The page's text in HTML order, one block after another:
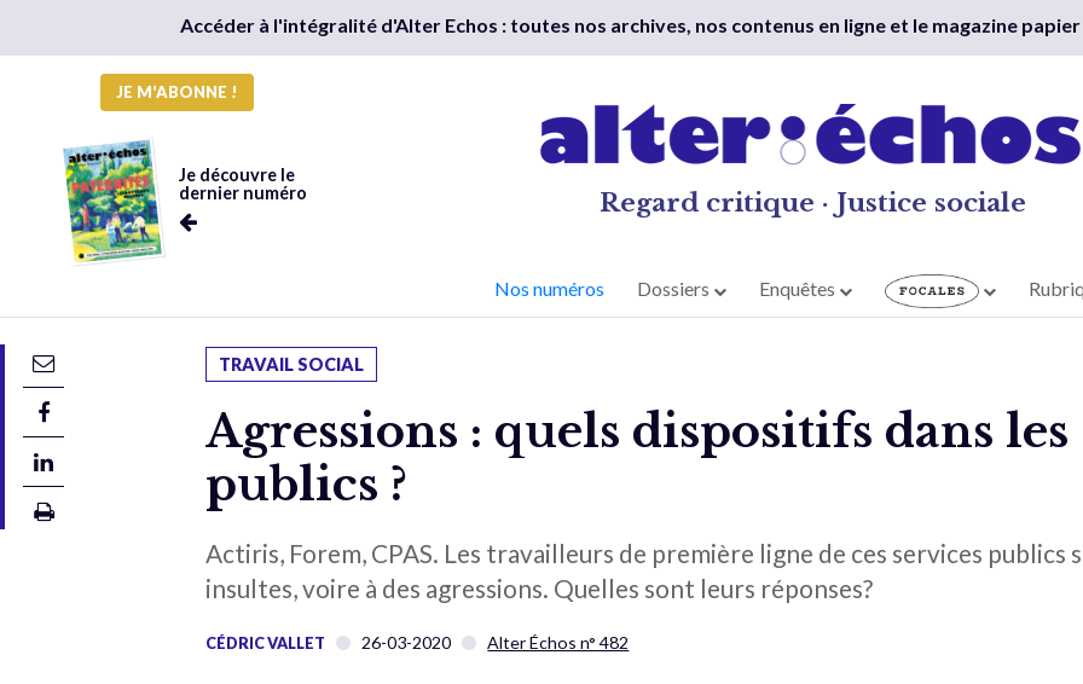
Accéder à l'intégralité d'Alter Echos : toutes nos archives, nos contenus en ligne et le magazine
JE M'ABONNE !
Je découvre le
dernier numéro
Regard critique · Justice sociale
Nos numéros Dossiers Enquêtes
TRAVAIL SOCIAL
Agressions : quels dispositifs dans les
publics ?
Actiris, Forem, CPAS. Les travailleurs de première ligne de ces services
insultes, voire à des agressions. Quelles sont leurs réponses?
CÉDRIC VALLET 26-03-2020 Alter Échos n° 482